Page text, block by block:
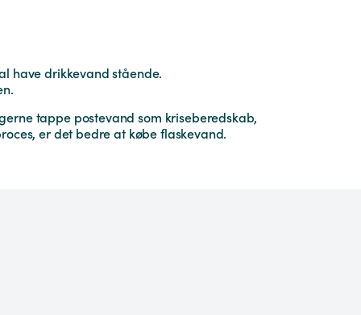
have drikkevand stående.
tappe postevand som kriseberedskab,
er det bedre at købe flaskevand.